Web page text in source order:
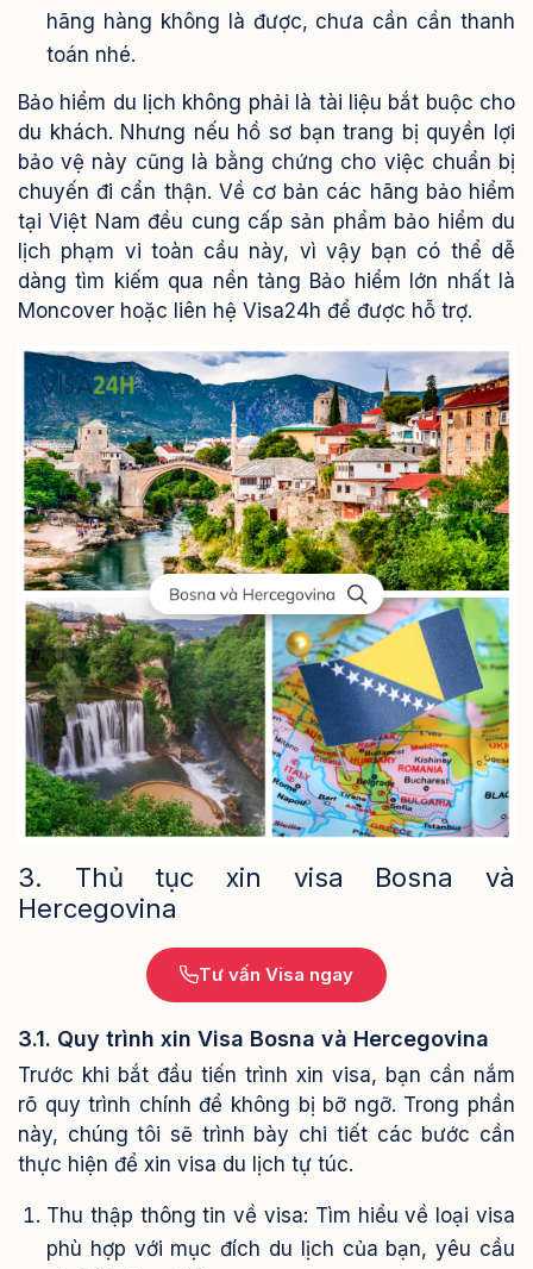
hãng hàng không là được, chưa cần cần thanh
toán nhé.
Bảo hiểm du lịch không phải là tài liệu bắt buộc cho
du khách. Nhưng nếu hồ sơ bạn trang bị quyền lợi
bảo vệ này cũng là bằng chứng cho việc chuẩn bị
chuyến đi cẩn thận. Về cơ bản các hãng bảo hiểm
tại Việt Nam đều cung cấp sản phẩm bảo hiểm du
lịch phạm vi toàn cầu này, vì vậy bạn có thể dễ
dàng tìm kiếm qua nền tảng Bảo hiểm lớn nhất là
Moncover hoặc liên hệ Visa24h để được hỗ trợ.
3. Thủ tục xin visa Bosna và
Hercegovina
Tư vấn Visa ngay
3.1. Quy trình xin Visa Bosna và Hercegovina
Trước khi bắt đầu tiến trình xin visa, bạn cần nắm
rõ quy trình chính để không bị bỡ ngỡ. Trong phần
này, chúng tôi sẽ trình bày chi tiết các bước cần
thực hiện để xin visa du lịch tự túc.
Thu thập thông tin về visa: Tìm hiểu về loại visa
phù hợp với mục đích du lịch của bạn, yêu cầu